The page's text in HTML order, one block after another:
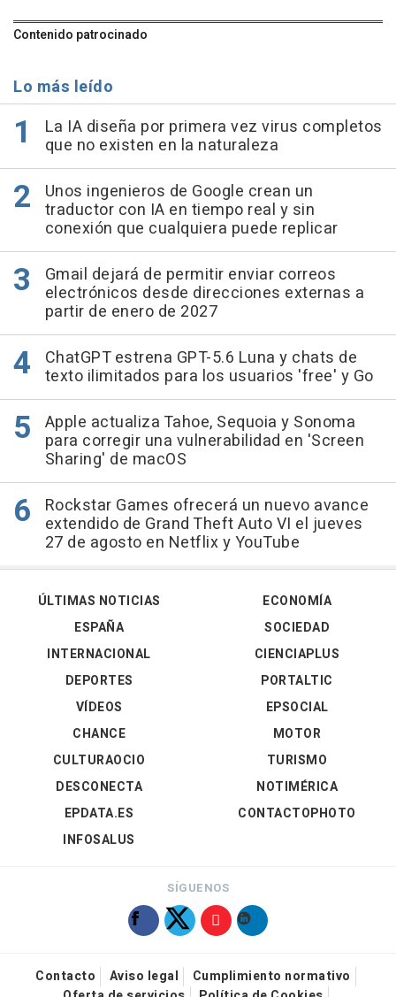
Contenido patrocinado
Lo más leído
La IA diseña por primera vez virus completos
que no existen en la naturaleza
Unos ingenieros de Google crean un
traductor con IA en tiempo real y sin
conexión que cualquiera puede replicar
Gmail dejará de permitir enviar correos
electrónicos desde direcciones externas a
partir de enero de 2027
ChatGPT estrena GPT-5.6 Luna y chats de
texto ilimitados para los usuarios 'free' y Go
Apple actualiza Tahoe, Sequoia y Sonoma
para corregir una vulnerabilidad en 'Screen
Sharing' de macOS
Rockstar Games ofrecerá un nuevo avance
extendido de Grand Theft Auto VI el jueves
27 de agosto en Netflix y YouTube
ÚLTIMAS NOTICIAS
ESPAÑA
INTERNACIONAL
DEPORTES
VÍDEOS
ECONOMÍA
SOCIEDAD
CIENCIAPLUS
PORTALTIC
EPSOCIAL
CHANCE
CULTURAOCIO
DESCONECTA
EPDATA.ES
INFOSALUS
MOTOR
TURISMO
NOTIMÉRICA
CONTACTOPHOTO
SÍGUENOS
Contacto Aviso legal
Cumplimiento normativo